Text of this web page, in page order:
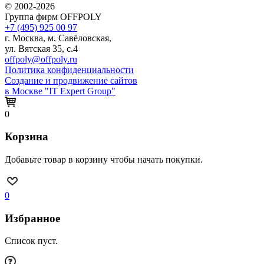
© 2002-2026
Группа фирм OFFPOLY
+7 (495) 925 00 97
г. Москва, м. Савёловская,
ул. Вятская 35, с.4
offpoly@offpoly.ru
Политика конфиденциальности
Создание и продвижение сайтов
в Москве "IT Expert Group"
0
Корзина
Добавьте товар в корзину чтобы начать покупки.
0
Избранное
Список пуст.